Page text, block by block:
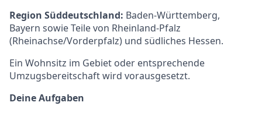
Region Süddeutschland: Baden-Württemberg,
Bayern sowie Teile von Rheinland-Pfalz
(Rheinachse/Vorderpfalz) und südliches Hessen.
Ein Wohnsitz im Gebiet oder entsprechende
Umzugsbereitschaft wird vorausgesetzt.
Deine Aufgaben